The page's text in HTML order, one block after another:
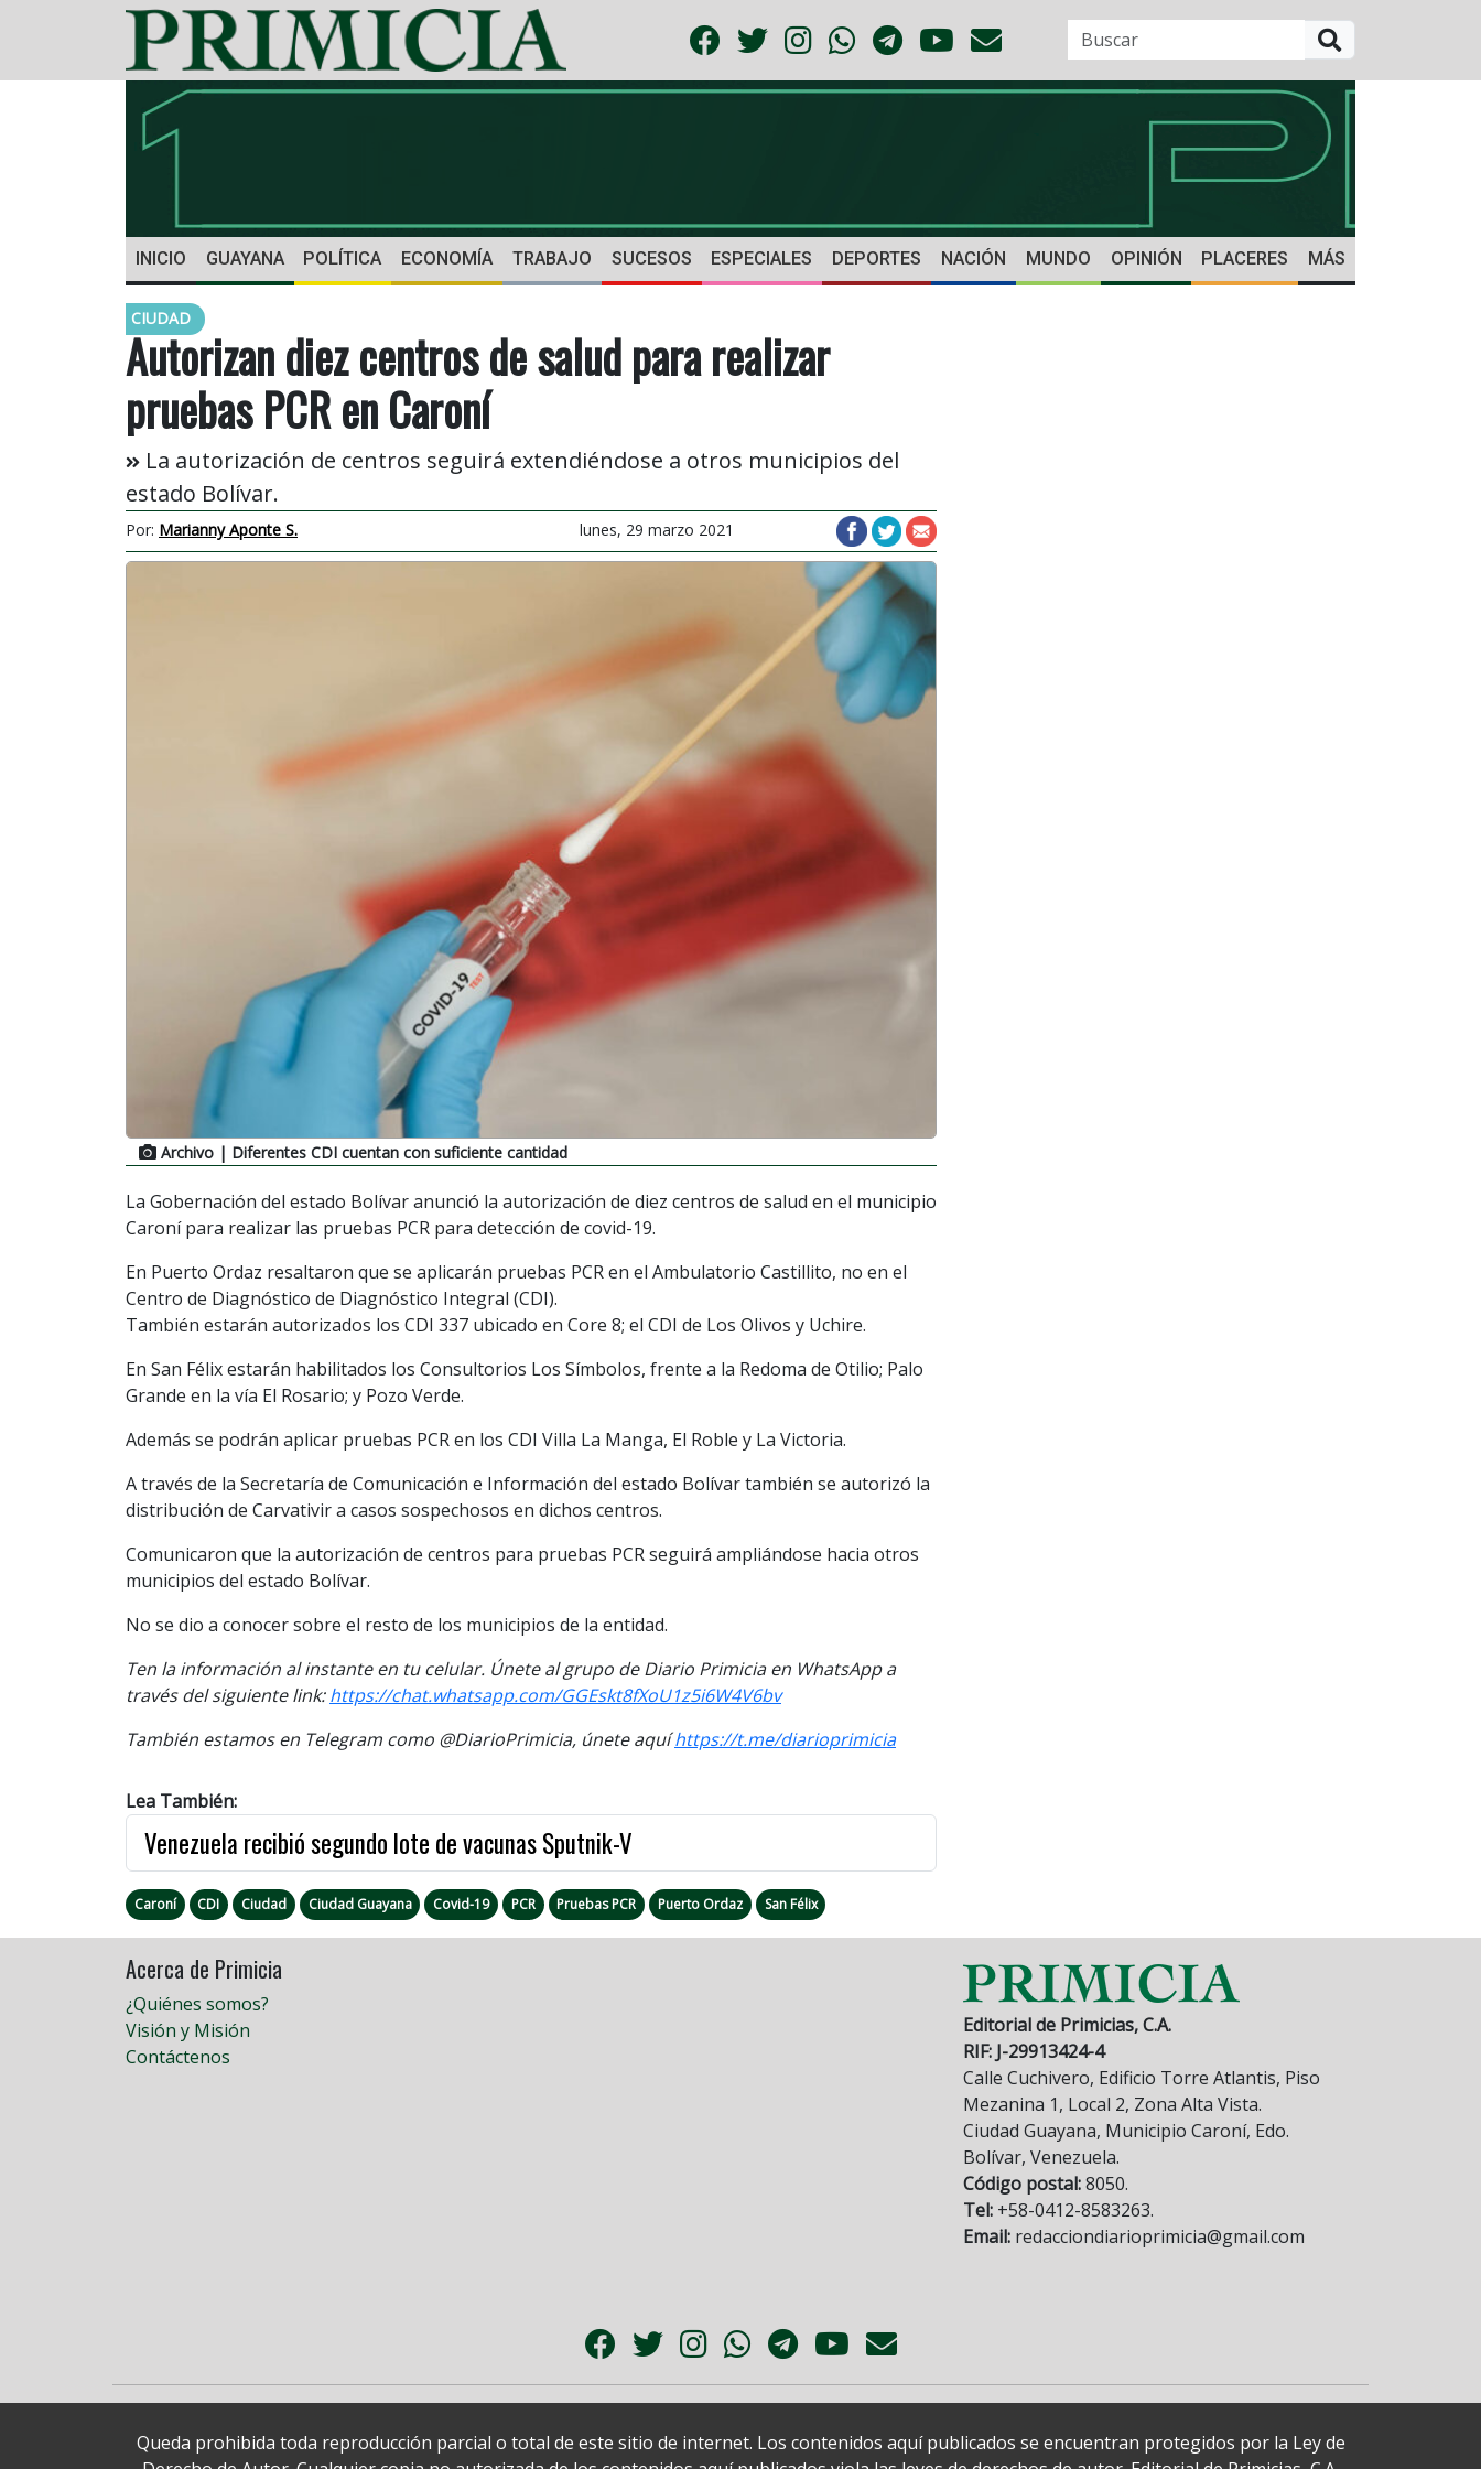
INICIO GUAYANA POLÍTICA ECONOMÍA TRABAJO SUCESOS ESPECIALES DEPORTES NACIÓN MUNDO OPINIÓN PLACERES MÁS
CIUDAD
Autorizan diez centros de salud para realizar
pruebas PCR en Caroní
La autorización de centros seguirá extendiéndose a otros municipios del
estado Bolívar.
Por: Marianny Aponte S. lunes, 29 marzo 2021
Archivo | Diferentes CDI cuentan con suficiente cantidad
La Gobernación del estado Bolívar anunció la autorización de diez centros de salud en el municipio
Caroní para realizar las pruebas PCR para detección de covid-19.
En Puerto Ordaz resaltaron que se aplicarán pruebas PCR en el Ambulatorio Castillito, no en el
Centro de Diagnóstico de Diagnóstico Integral (CDI).
También estarán autorizados los CDI 337 ubicado en Core 8; el CDI de Los Olivos y Uchire.
En San Félix estarán habilitados los Consultorios Los Símbolos, frente a la Redoma de Otilio; Palo
Grande en la vía El Rosario; y Pozo Verde.
Además se podrán aplicar pruebas PCR en los CDI Villa La Manga, El Roble y La Victoria.
A través de la Secretaría de Comunicación e Información del estado Bolívar también se autorizó la
distribución de Carvativir a casos sospechosos en dichos centros.
Comunicaron que la autorización de centros para pruebas PCR seguirá ampliándose hacia otros
municipios del estado Bolívar.
No se dio a conocer sobre el resto de los municipios de la entidad.
Ten la información al instante en tu celular. Únete al grupo de Diario Primicia en WhatsApp a
través del siguiente link: https://chat.whatsapp.com/GGEskt8fXoU1z5i6W4V6bv
También estamos en Telegram como @DiarioPrimicia, únete aquíhttps://t.me/diarioprimicia
Lea También:
Venezuela recibió segundo lote de vacunas Sputnik-V
Caroní CDI Ciudad Ciudad Guayana Covid-19 PCR Pruebas PCR Puerto Ordaz San Félix
Acerca de Primicia
¿Quiénes somos?
Visión y Misión
Contáctenos
Editorial de Primicias, C.A.
RIF: J-29913424-4
Calle Cuchivero, Edificio Torre Atlantis, Piso
Mezanina 1, Local 2, Zona Alta Vista.
Ciudad Guayana, Municipio Caroní, Edo.
Bolívar, Venezuela.
Código postal:8050.
Tel: +58-0412-8583263.
Email: redacciondiarioprimicia@gmail.com
Queda prohibida toda reproducción parcial o total de este sitio de internet. Los contenidos aquí publicados se encuentran protegidos por la Ley de